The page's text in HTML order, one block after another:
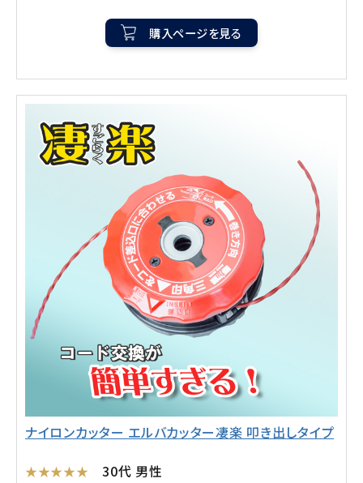
購入ページを見る
ナイロンカッター エルバカッター凄楽 叩き出しタイプ
30代 男性